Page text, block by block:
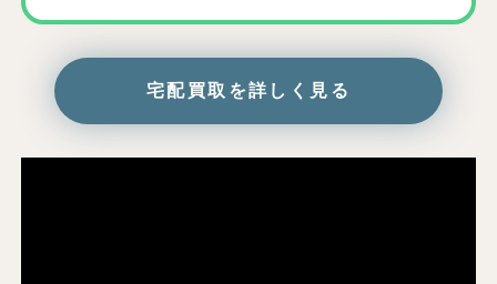
宅配買取を詳しく見る